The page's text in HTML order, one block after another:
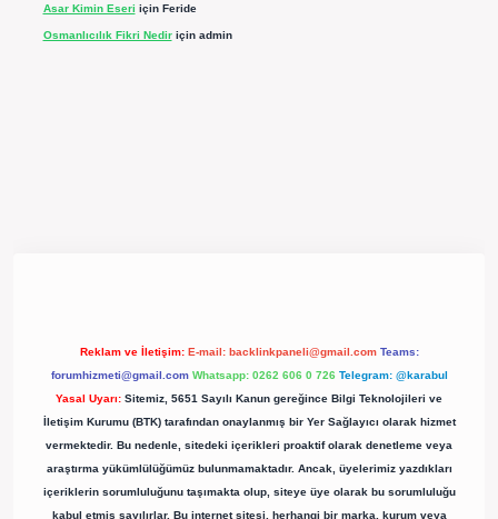
Asar Kimin Eseri için Feride
Osmanlıcılık Fikri Nediriçin admin
Reklam ve İletişim: E-mail: backlinkpaneli@gmail.com Teams:
forumhizmeti@gmail.com Whatsapp: 0262 606 0 726 Telegram: @karabul
Yasal Uyarı: Sitemiz, 5651 Sayılı Kanun gereğince Bilgi Teknolojileri ve
İletişim Kurumu (BTK) tarafından onaylanmış bir Yer Sağlayıcı olarak hizmet
vermektedir. Bu nedenle, sitedeki içerikleri proaktif olarak denetleme veya
araştırma yükümlülüğümüz bulunmamaktadır. Ancak, üyelerimiz yazdıkları
içeriklerin sorumluluğunu taşımakta olup, siteye üye olarak bu sorumluluğu
kabul etmiş sayılırlar. Bu internet sitesi, herhangi bir marka, kurum veya